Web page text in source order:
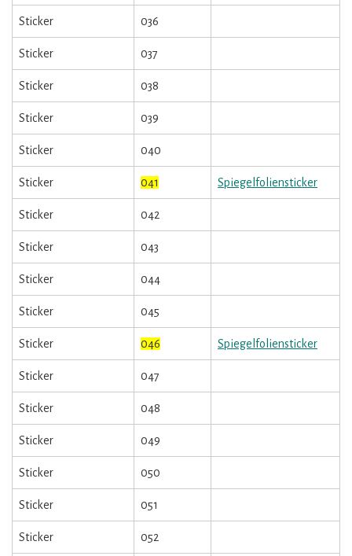
Sticker 036
Sticker 037
Sticker 038
Sticker 039
Sticker 040
Sticker 041 Spiegelfoliensticker
Sticker 042
Sticker 043
Sticker 044
Sticker 045
Sticker 046 Spiegelfoliensticker
Sticker 047
Sticker 048
Sticker 049
Sticker 050
Sticker 051
Sticker 052